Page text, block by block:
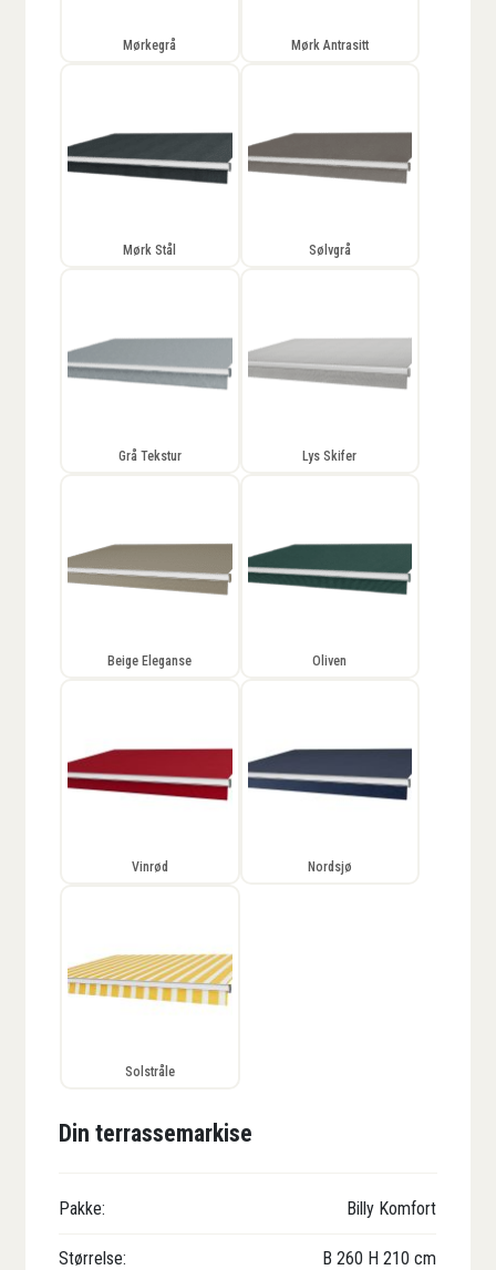
Mørkegrå Mørk Antrasitt
Mørk Stål Sølvgrå
Grå Tekstur Lys Skifer
Beige Eleganse Oliven
Vinrød Nordsjø
Solstråle
Din terrassemarkise
Pakke: Billy Komfort
Størrelse: B260 H210 cm